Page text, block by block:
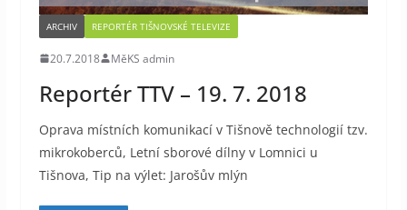
ARCHIV REPORTÉR TIŠNOVSKÉ TELEVIZE
20.7.2018 MěKS admin
Reportér TTV – 19. 7. 2018
Oprava místních komunikací v Tišnově technologií tzv.
mikrokoberců, Letní sborové dílny v Lomnici u
Tišnova, Tip na výlet: Jarošův mlýn